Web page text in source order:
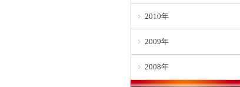
2010年
2009年
2008年